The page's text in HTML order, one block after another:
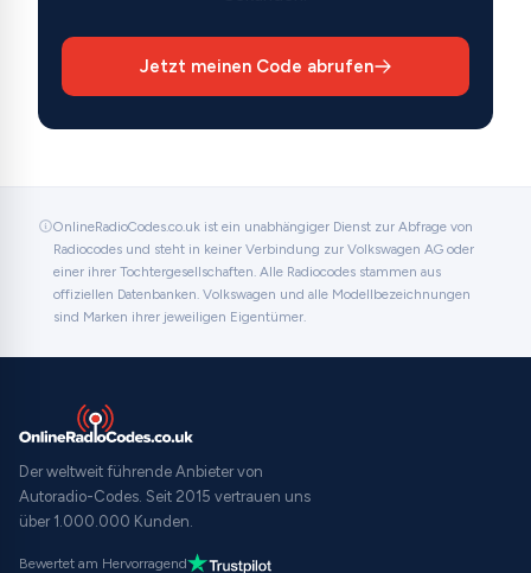
Jetzt meinen Code abrufen
OnlineRadioCodes.co.uk ist ein unabhängiger Dienst zur Abfrage von
Radiocodes und steht in keiner Verbindung zur Volkswagen AG oder
einer ihrer Tochtergesellschaften. Alle Radiocodes stammen aus
offiziellen Datenbanken. Volkswagen und alle Modellbezeichnungen
sind Marken ihrer jeweiligen Eigentümer.
Der weltweit führende Anbieter von
Autoradio-Codes. Seit 2015 vertrauen uns
über 1.000.000 Kunden.
Bewertet am Hervorragend